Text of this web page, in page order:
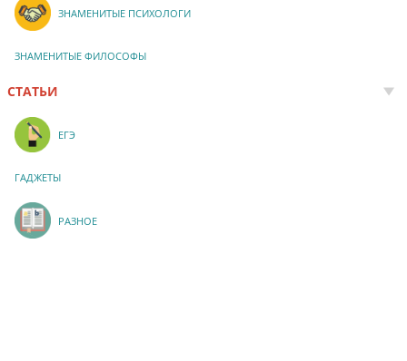
ЗНАМЕНИТЫЕ ПСИХОЛОГИ
ЗНАМЕНИТЫЕ ФИЛОСОФЫ
СТАТЬИ
ЕГЭ
ГАДЖЕТЫ
РАЗНОЕ